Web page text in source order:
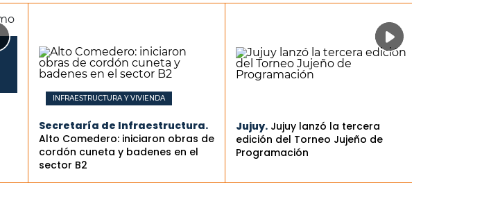
INFRAESTRUCTURA Y VIVIENDA
Secretaría de Infraestructura.
Alto Comedero: iniciaron obras de
cordón cuneta y badenes en el
sector B2
Jujuy. Jujuy lanzó la tercera
edición del Torneo Jujeño de
Programación